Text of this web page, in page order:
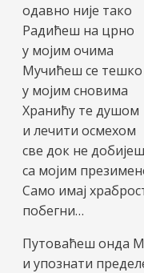
одавно није тако
Радићеш на црно
у мојим очима
Мучићеш се тешко
у мојим сновима
Хранићу те душом
и лечити осмехом
све док не
са мојим
Само имај
побегни…
Путоваћеш онда
и упознати